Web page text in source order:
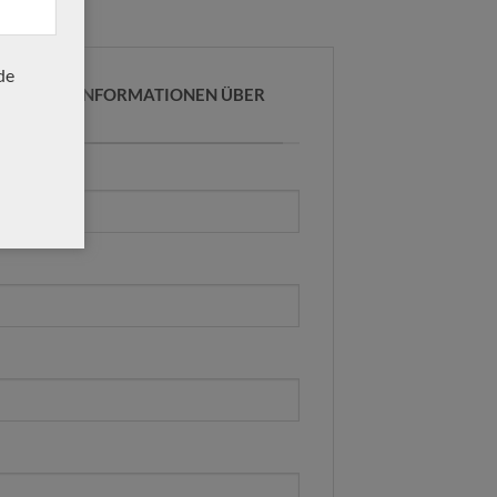
INFORMATIONEN ÜBER